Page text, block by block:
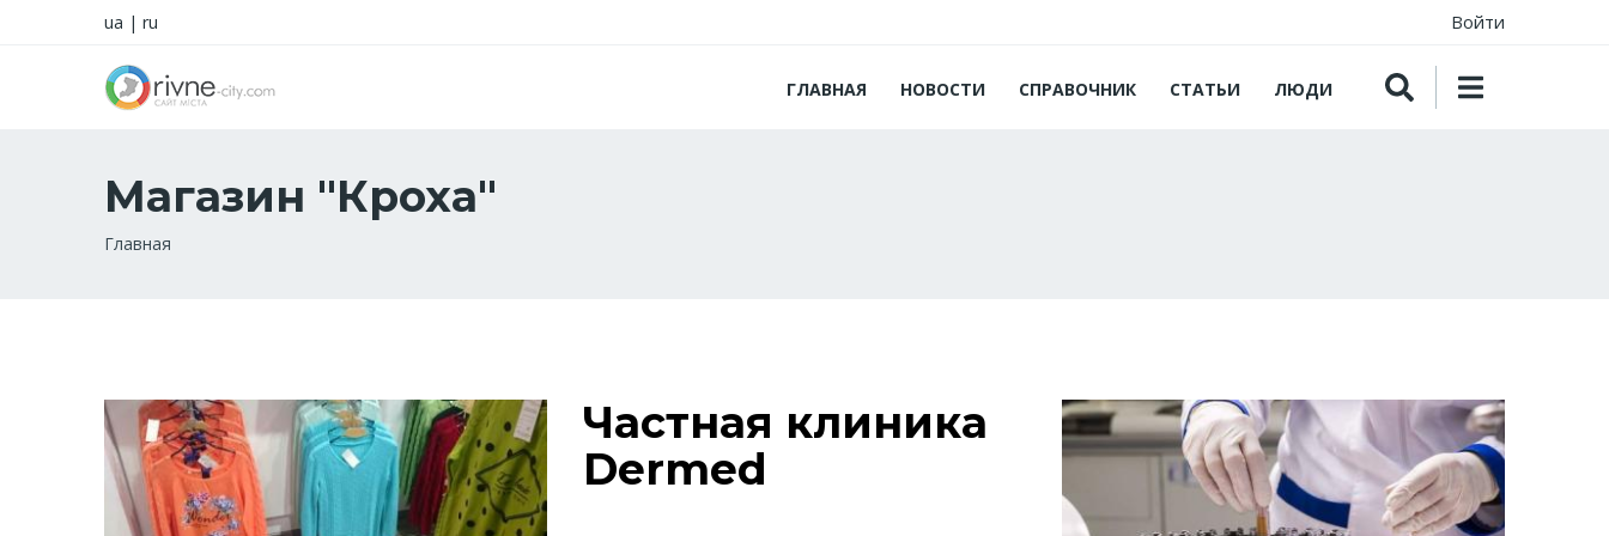
ua | ru Войти
ГЛАВНАЯ НОВОСТИ СПРАВОЧНИК СТАТЬИ ЛЮДИ
Магазин "Кроха"
Строка
Главная
Частная клиника
Dermed